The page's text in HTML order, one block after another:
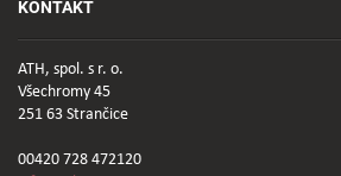
KONTAKT
ATH, spol. s r. o.
Všechromy 45
251 63 Strančice
00420 728 472120